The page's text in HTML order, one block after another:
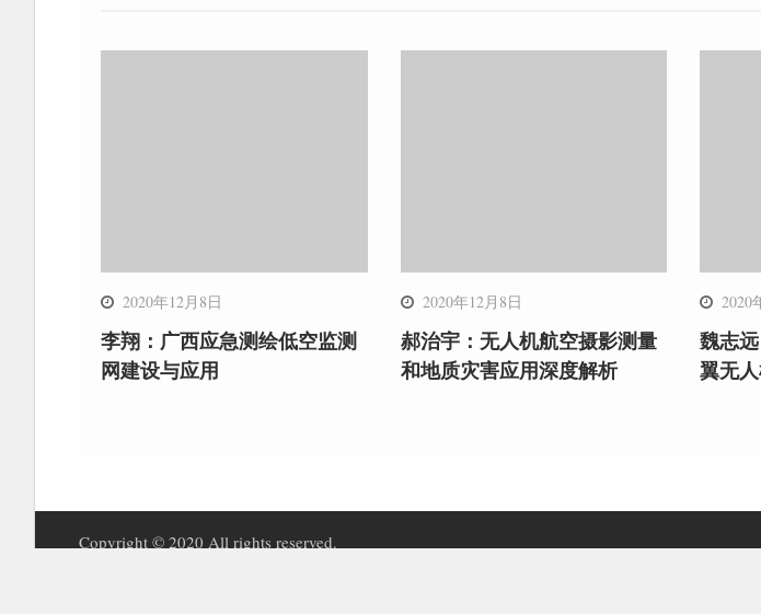
2020年12月8日
李翔：广西应急测绘低空监测
网建设与应用
2020年12月8日
郝治宇：无人机航空摄影测量
和地质灾害应用深度解析
2020
魏志
翼无
Copyright © 2020 All rights reserved.